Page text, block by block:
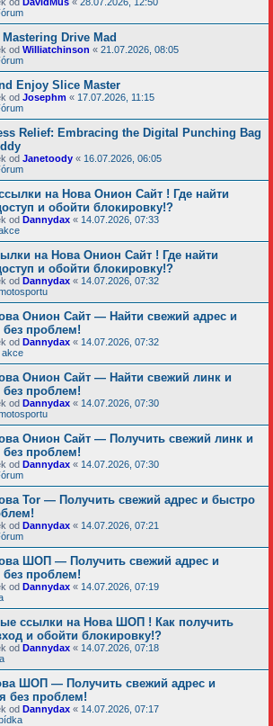
Drive Mad
od Williatchinson « 21.07.2026, 08:05
Enjoy Slice Master
od Josephm « 17.07.2026, 11:15
Relief: Embracing the Digital Punching Bag
od Janetoody « 16.07.2026, 06:05
на Нова Онион Сайт ! Где найти
и обойти блокировку!?
od Dannydax « 14.07.2026, 07:33
на Нова Онион Сайт ! Где найти
и обойти блокировку!?
od Dannydax « 14.07.2026, 07:32
Онион Сайт — Найти свежий адрес и
без проблем!
od Dannydax « 14.07.2026, 07:32
akce
Онион Сайт — Найти свежий линк и
без проблем!
od Dannydax « 14.07.2026, 07:30
Онион Сайт — Получить свежий линк и
без проблем!
od Dannydax « 14.07.2026, 07:30
Tor — Получить свежий адрес и быстро
od Dannydax « 14.07.2026, 07:21
ШОП — Получить свежий адрес и
без проблем!
od Dannydax « 14.07.2026, 07:19
ссылки на Нова ШОП ! Как получить
и обойти блокировку!?
od Dannydax « 14.07.2026, 07:18
ШОП — Получить свежий адрес и
без проблем!
od Dannydax « 14.07.2026, 07:17